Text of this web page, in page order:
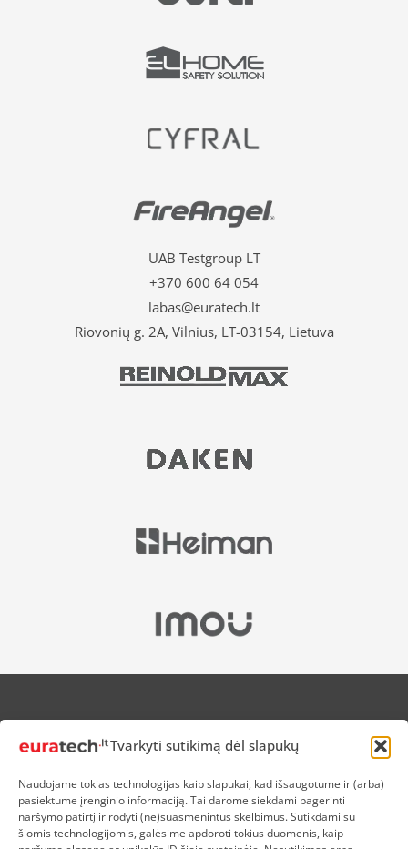
Tvarkyti sutikimą dėl slapukų
Naudojame tokias technologijas kaip slapukai, kad išsaugotume ir (arba)
pasiektume įrenginio informaciją. Tai darome siekdami pagerinti
naršymo patirtį ir rodyti (ne)suasmenintus skelbimus. Sutikdami su
šiomis technologijomis, galėsime apdoroti tokius duomenis, kaip
UAB Testgroup LT
+370 600 64 054
labas@euratech.lt
Riovonių g. 2A, Vilnius, LT-03154, Lietuva
APIE MUS
NUOLAIDOS HEROJAMS
PREKIŲ IR PINIGŲ GRĄŽINIMAS
ATSISKAITYMAS
D.U.K